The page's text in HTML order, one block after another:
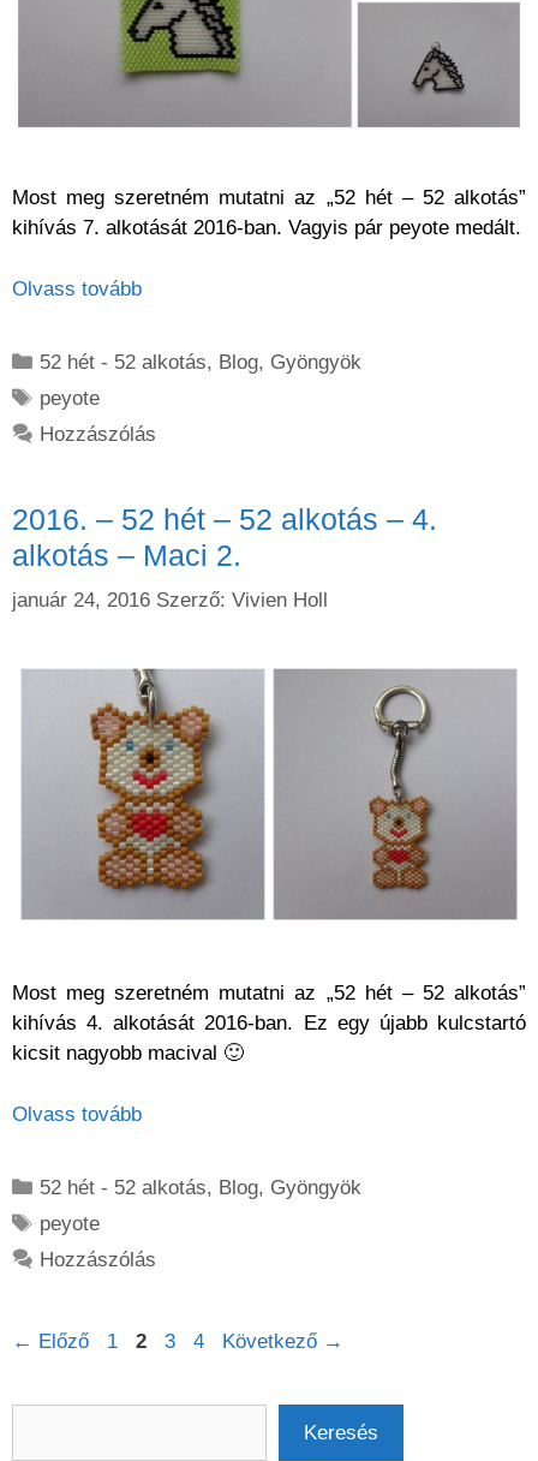
Most meg szeretném mutatni az „52 hét – 52 alkotás”
kihívás 7. alkotását 2016-ban. Vagyis pár peyote medált.
Olvass tovább
Kategória
52 hét - 52 alkotás, Blog, Gyöngyök
Címkék
peyote
Hozzászólás
2016. – 52 hét – 52 alkotás – 4.
alkotás – Maci 2.
január 24, 2016 Szerző: Vivien Holl
Most meg szeretném mutatni az „52 hét – 52 alkotás”
kihívás 4. alkotását 2016-ban. Ez egy újabb kulcstartó
kicsit nagyobb macival 🙂
Olvass tovább
Kategória
52 hét - 52 alkotás, Blog, Gyöngyök
Címkék
peyote
Hozzászólás
← Előző Oldal
1 Oldal
2 Oldal
3 Oldal
4 Következő →
Keresés